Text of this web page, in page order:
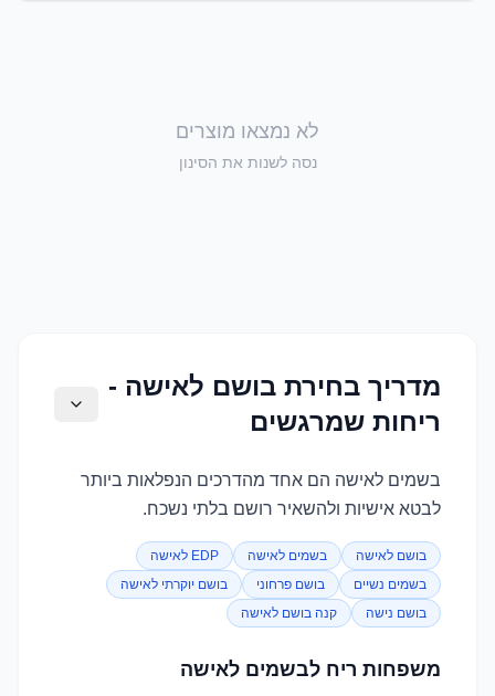
לא נמצאו מוצרים
נסה לשנות את הסינון
מדריך בחירת בושם לאישה -
ריחות שמרגשים
בשמים לאישה הם אחד מהדרכים הנפלאות ביותר
לבטא אישיות ולהשאיר רושם בלתי נשכח.
בושם לאישה בשמים לאישה
EDP לאישה
בשמים נשיים
בושם פרחוני
בושם יוקרתי לאישה
בושם נישה
קנה בושם לאישה
משפחות ריח לבשמים לאישה